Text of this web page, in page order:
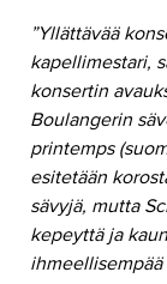
”Yllättävää
kapellimestari,
konsertin
Boulangerin
printemps
esitetään
sävyjä, mutta
kepeyttä ja